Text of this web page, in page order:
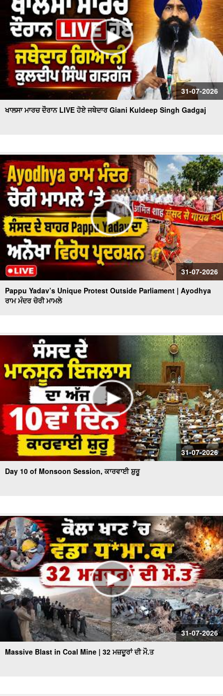
31-07-2026
ਖਾਲਸਾ ਮਾਰਚ ਦੌਰਾਨ LIVE ਹੋਏ ਜਥੇਦਾਰ Giani Kuldeep Singh Gadgaj
31-07-2026
Pappu Yadav’s Unique Protest Outside Parliament | Ayodhya
ਰਾਮ ਮੰਦਰ ਚੋਰੀ ਮਾਮਲੇ
31-07-2026
Day 10 of Monsoon Session, ਕਾਰਵਾਈ ਸ਼ੁਰੂ
31-07-2026
Massive Blast in Coal Mine | 32 ਮਜ਼ਦੂਰਾਂ ਦੀ ਮੌ.ਤ